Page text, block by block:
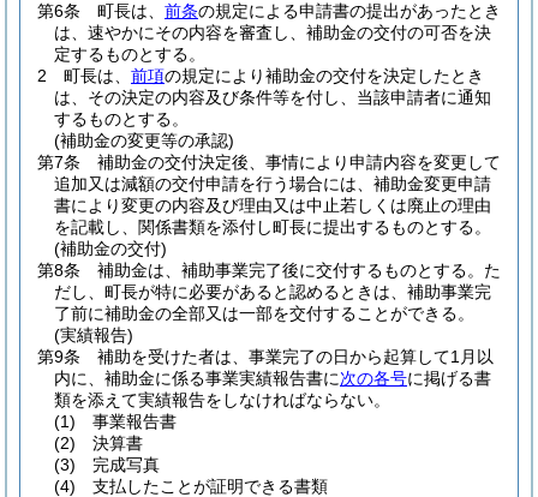
第6条
町長は、 前条の規定による申請書の提出があったとき
は、速やかにその内容を審査し、補助金の交付の可否を決
定するものとする。
2
町長は、 前項の規定により補助金の交付を決定したとき
は、その決定の内容及び条件等を付し、当該申請者に通知
するものとする。
(補助金の変更等の承認)
第7条
補助金の交付決定後、事情により申請内容を変更して
追加又は減額の交付申請を行う場合には、補助金変更申請
書により変更の内容及び理由又は中止若しくは廃止の理由
を記載し、関係書類を添付し町長に提出するものとする。
(補助金の交付)
第8条
補助金は、補助事業完了後に交付するものとする。 た
だし、町長が特に必要があると認めるときは、補助事業完
了前に補助金の全部又は一部を交付することができる。
(実績報告)
第9条
補助を受けた者は、事業完了の日から起算して1月以
内に、補助金に係る事業実績報告書に次の各号に掲げる書
類を添えて実績報告をしなければならない。
(1)
事業報告書
(2)
決算書
(3)
完成写真
(4)
支払したことが証明できる書類